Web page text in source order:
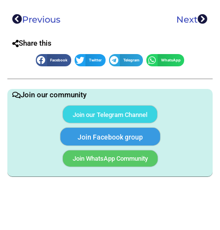
Previous Next
Share this
Facebook Twitter Telegram WhatsApp
Join our community
Join our Telegram Channel
Join Facebook group
Join WhatsApp Community